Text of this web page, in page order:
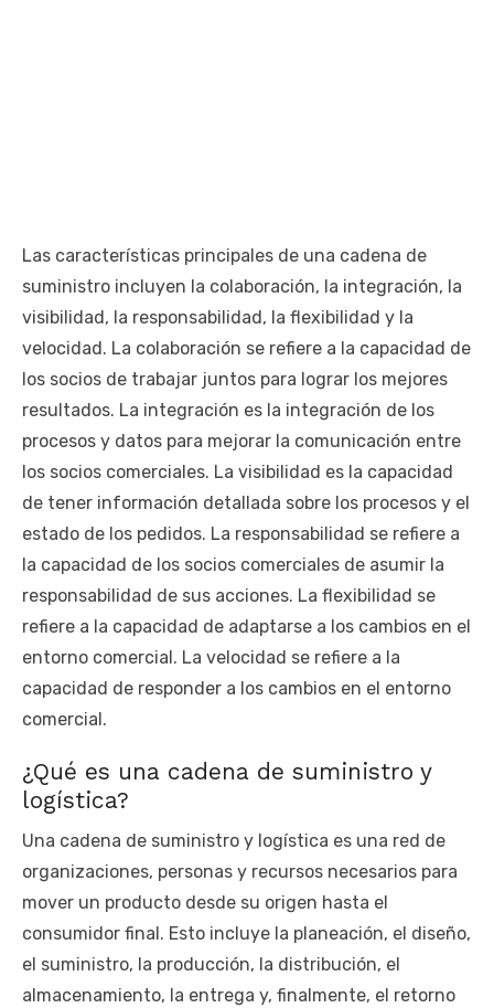
Las características principales de una cadena de
suministro incluyen la colaboración, la integración, la
visibilidad, la responsabilidad, la flexibilidad y la
velocidad. La colaboración se refiere a la capacidad de
los socios de trabajar juntos para lograr los mejores
resultados. La integración es la integración de los
procesos y datos para mejorar la comunicación entre
los socios comerciales. La visibilidad es la capacidad
de tener información detallada sobre los procesos y el
estado de los pedidos. La responsabilidad se refiere a
la capacidad de los socios comerciales de asumir la
responsabilidad de sus acciones. La flexibilidad se
refiere a la capacidad de adaptarse a los cambios en el
entorno comercial. La velocidad se refiere a la
capacidad de responder a los cambios en el entorno
comercial.
¿Qué es una cadena de suministro y
logística?
Una cadena de suministro y logística es una red de
organizaciones, personas y recursos necesarios para
mover un producto desde su origen hasta el
consumidor final. Esto incluye la planeación, el diseño,
el suministro, la producción, la distribución, el
almacenamiento, la entrega y, finalmente, el retorno